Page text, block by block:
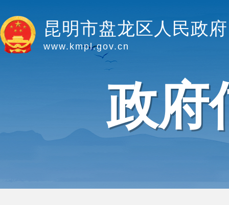
昆明市盘龙区人民政府
www.kmpl.gov.cn
政府